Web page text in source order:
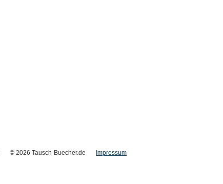
© 2026 Tausch-Buecher.de Impressum